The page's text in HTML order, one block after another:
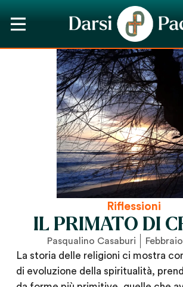
Riflessioni
IL PRIMATO DI
Pasqualino Casaburi
La storia delle religioni ci mostra
di evoluzione della spiritualità,